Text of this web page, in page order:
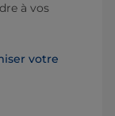
à vos
votre